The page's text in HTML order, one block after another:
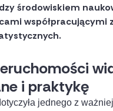
środowiskiem
współpracującymi
i praktykę
jednego z